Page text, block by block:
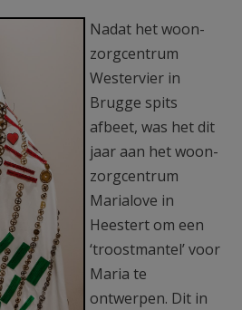
Nadat het woon-
zorgcentrum
Westervier in
Brugge spits
afbeet, was het dit
jaar aan het woon-
zorgcentrum
Marialove in
Heestert om een
‘troostmantel’ voor
Maria te
ontwerpen. Dit in